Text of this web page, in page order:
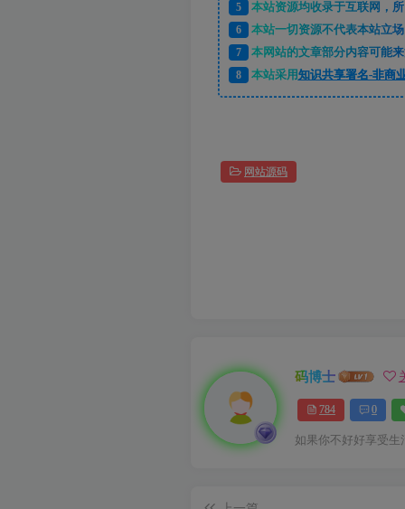
5
本站资源均收录于互联网，
6
本站一切资源不代表本站立
7
本网站的文章部分内容可能
8
本站采用知识共享署名-非商
网站源码
码博士
784 0
如果你不好好享受